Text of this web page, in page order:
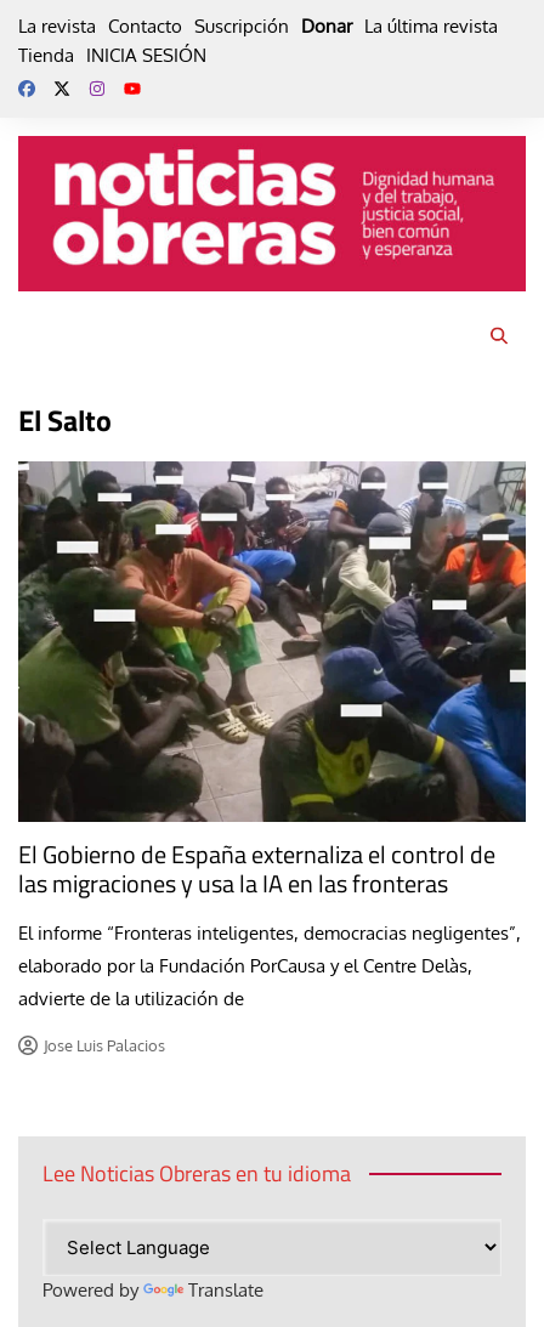
La revista Contacto Suscripción Donar La última revista
Tienda
INICIA SESIÓN
El Salto
El Gobierno de España externaliza el control de
las migraciones y usa la IA en las fronteras
El informe “Fronteras inteligentes, democracias negligentes”,
elaborado por la Fundación PorCausa y el Centre Delàs,
advierte de la utilización de
Jose Luis Palacios
Lee Noticias Obreras en tu idioma
Powered by Translate